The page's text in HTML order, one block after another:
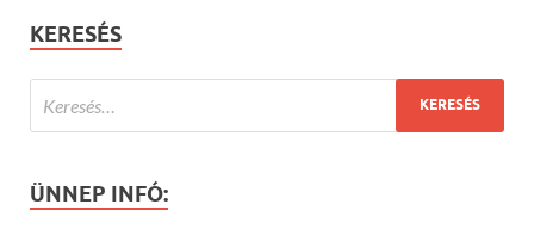
KERESÉS
ÜNNEP INFÓ: